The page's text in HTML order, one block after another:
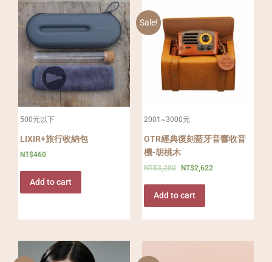
500元以下
LIXIR+旅行收納包
NT$460
Add to cart
Sale!
2001~3000元
OTR經典復刻藍牙音響收音
機-胡桃木
NT$3,280 NT$2,622
Add to cart